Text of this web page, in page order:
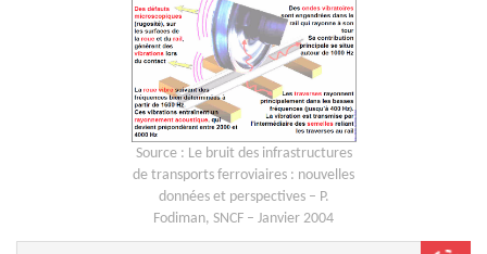
Source : Le bruit des infrastructures
de transports ferroviaires : nouvelles
données et perspectives – P.
Fodiman, SNCF – Janvier 2004